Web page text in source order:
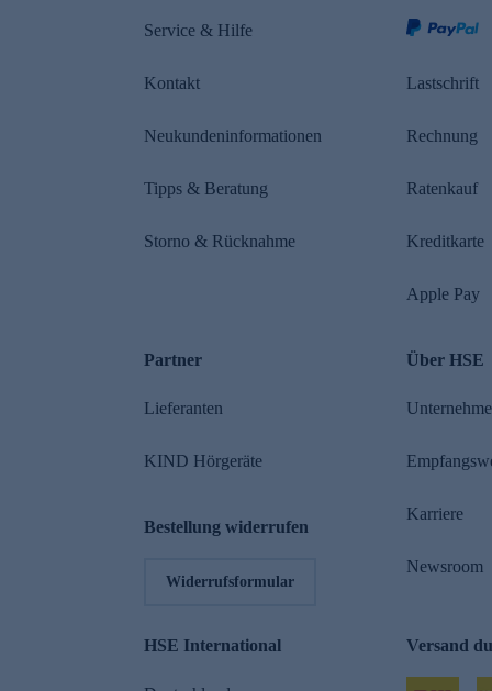
Service & Hilfe
Kontakt
Neukundeninformationen
Tipps & Beratung
Storno & Rücknahme
Lastschrift
Rechnung
Ratenkauf
Kreditkarte
Apple Pay
Partner
Lieferanten
KIND Hörgeräte
Bestellung widerrufen
Widerrufsformular
Über HSE
Karriere
Newsroom
HSE International Versand